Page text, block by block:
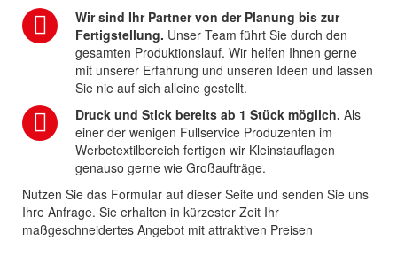
Wir sind Ihr Partner von der Planung bis zur
Fertigstellung. Unser Team führt Sie durch den
gesamten Produktionslauf. Wir helfen Ihnen gerne
mit unserer Erfahrung und unseren Ideen und lassen
Sie nie auf sich alleine gestellt.
Druck und Stick bereits ab 1 Stück möglich. Als
einer der wenigen Fullservice Produzenten im
Werbetextilbereich fertigen wir Kleinstauflagen
genauso gerne wie Großaufträge.
Nutzen Sie das Formular auf dieser Seite und senden Sie uns
Ihre Anfrage. Sie erhalten in kürzester Zeit Ihr
maßgeschneidertes Angebot mit attraktiven Preisen